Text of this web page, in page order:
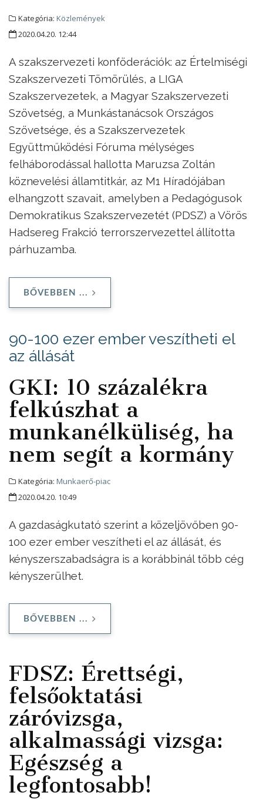
Kategória: Közlemények
2020.04.20. 12:44
A szakszervezeti konföderációk: az Értelmiségi
Szakszervezeti Tömörülés, a LIGA
Szakszervezetek, a Magyar Szakszervezeti
Szövetség, a Munkástanácsok Országos
Szövetsége, és a Szakszervezetek
Együttműködési Fóruma mélységes
felháborodással hallotta Maruzsa Zoltán
köznevelési államtitkár, az M1 Híradójában
elhangzott szavait, amelyben a Pedagógusok
Demokratikus Szakszervezetét (PDSZ) a Vörös
Hadsereg Frakció terrorszervezettel állította
párhuzamba.
BŐVEBBEN ...
90-100 ezer ember veszítheti el
az állását
GKI: 10 százalékra
felkúszhat a
munkanélküliség, ha
nem segít a kormány
Kategória: Munkaerő-piac
2020.04.20. 10:49
A gazdaságkutató szerint a közeljövőben 90-
100 ezer ember veszítheti el az állását, és
kényszerszabadságra is a korábbinál több cég
kényszerülhet.
BŐVEBBEN ...
FDSZ: Érettségi,
felsőoktatási
záróvizsga,
alkalmassági vizsga:
Egészség a
legfontosabb!